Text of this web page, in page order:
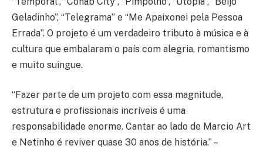
Geladinho”, “Telegrama” e “Me Apaixonei pela Pessoa
Errada”. O projeto é um verdadeiro tributo à música e à
cultura que embalaram o país com alegria, romantismo
e muito suingue.
“Fazer parte de um projeto com essa magnitude,
estrutura e profissionais incríveis é uma
responsabilidade enorme. Cantar ao lado de Marcio Art
e Netinho é reviver quase 30 anos de história.” –